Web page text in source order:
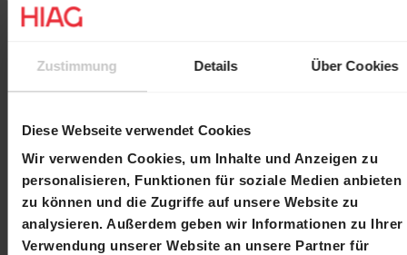
Zustimmung Details Über Cookies
Diese Webseite verwendet Cookies
Wir verwenden Cookies, um Inhalte und Anzeigen zu
personalisieren, Funktionen für soziale Medien anbieten
zu können und die Zugriffe auf unsere Website zu
analysieren. Außerdem geben wir Informationen zu Ihrer
Verwendung unserer Website an unsere Partner für
Contact
Chief Executive Officer
T +41 61 606 55 00
martin.durchschlag@hiag.com
Chief Financial Officer
T +41 61 606 55 00